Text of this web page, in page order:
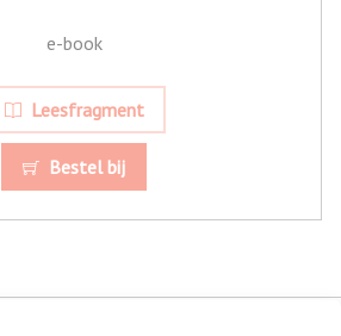
e-book
Leesfragment
Bestel bij